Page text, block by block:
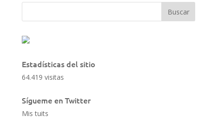
Estadísticas del sitio
64.419 visitas
Sígueme en Twitter
Mis tuits